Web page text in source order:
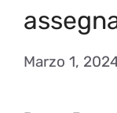
Marzo 1,